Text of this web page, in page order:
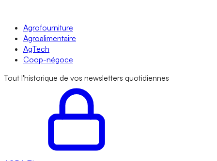
Agrofourniture
Agroalimentaire
AgTech
Coop-négoce
Tout l'historique de vos newsletters quotidiennes